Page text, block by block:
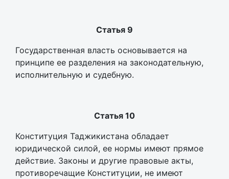
Статья 9
Государственная власть основывается на
принципе ее разделения на законодательную,
исполнительную и судебную.
Статья 10
Конституция Таджикистана обладает
юридической силой, ее нормы имеют прямое
действие. Законы и другие правовые акты,
противоречащие Конституции, не имеют